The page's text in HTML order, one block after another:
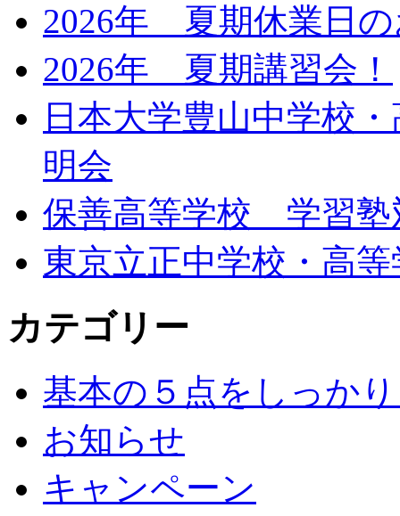
2026年 夏期休業日
2026年 夏期講習会！
日本大学豊山中学校
明会
保善高等学校 学習塾
東京立正中学校・高
カテゴリー
基本の５点をしっか
お知らせ
キャンペーン